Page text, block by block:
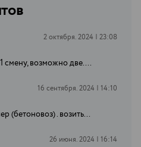
2 октября. 2024 | 23:08
смену, возможно две....
16 сентября. 2024 | 14:10
(бетоновоз) . возить...
26 июня. 2024 | 16:14